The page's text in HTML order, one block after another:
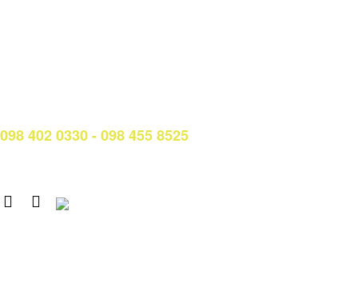
098 402 0330 - 098 455 8525